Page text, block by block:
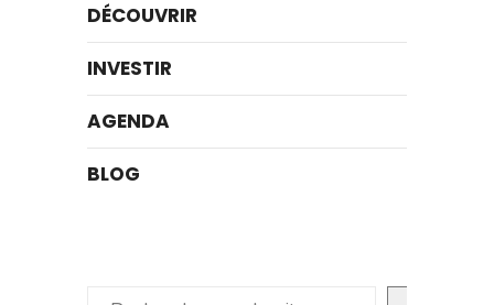
DÉCOUVRIR
INVESTIR
AGENDA
BLOG